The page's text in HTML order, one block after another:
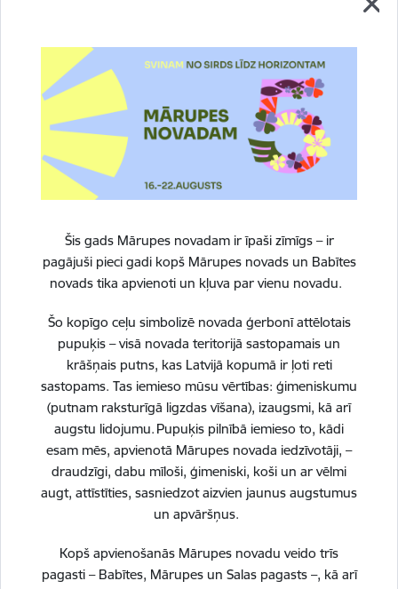
Šis gads Mārupes novadam ir īpaši zīmīgs – ir
pagājuši pieci gadi kopš Mārupes novads un Babītes
novads tika apvienoti un kļuva par vienu novadu.
Šo kopīgo ceļu simbolizē novada ģerbonī attēlotais
pupuķis – visā novada teritorijā sastopamais un
krāšņais putns, kas Latvijā kopumā ir ļoti reti
sastopams. Tas iemieso mūsu vērtības: ģimeniskumu
(putnam raksturīgā ligzdas vīšana), izaugsmi, kā arī
augstu lidojumu. Pupuķis pilnībā iemieso to, kādi
esam mēs, apvienotā Mārupes novada iedzīvotāji, –
draudzīgi, dabu mīloši, ģimeniski, koši un ar vēlmi
augt, attīstīties, sasniedzot aizvien jaunus augstumus
un apvāršņus.
Kopš apvienošanās Mārupes novadu veido trīs
pagasti – Babītes, Mārupes un Salas pagasts –, kā arī
Sniegt atsauksmi
Esi pirmais, kurš uzzina!
Piesakies jaunumu saņemšanai savā e-pastā.